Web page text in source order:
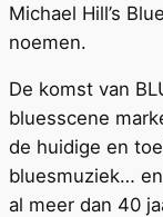
Michael Hill’s
noemen.
De komst van
bluesscene
de huidige en
bluesmuziek…
al meer dan 40